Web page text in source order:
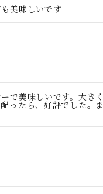
美味しいです
で美味しいです。大きく
ったら、好評でした。ま